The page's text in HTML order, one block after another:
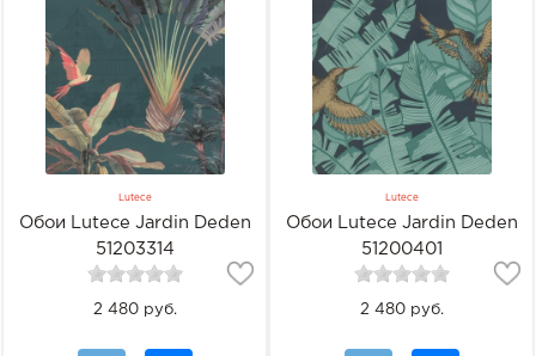
Lutece
Обои Lutece Jardin Deden
51203314
2 480 руб.
Lutece
Обои Lutece Jardin Deden
51200401
2 480 руб.